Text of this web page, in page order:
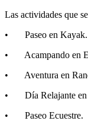
Las actividades que
• Paseo en Kayak.
• Acampando en
• Aventura en
• Día Relajante en
• Paseo Ecuestre.